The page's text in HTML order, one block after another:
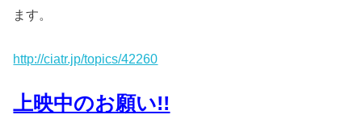
ます。
http://ciatr.jp/topics/42260
上映中のお願い!!